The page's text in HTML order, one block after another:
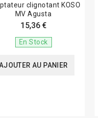
clignotant KOSO
MV Agusta
15,36 €
En Stock
AU PANIER